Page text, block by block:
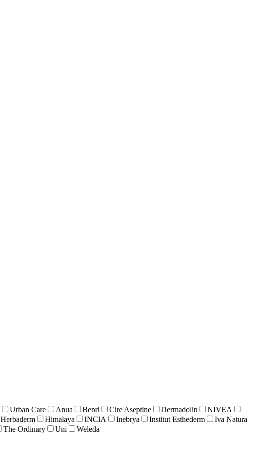
Urban Care Anua Benri Cire Aseptine Dermadolin
NIVEA
Herbaderm Himalaya INCIA Inebrya Institut Esthederm
Iva Natura
The Ordinary Uni Weleda